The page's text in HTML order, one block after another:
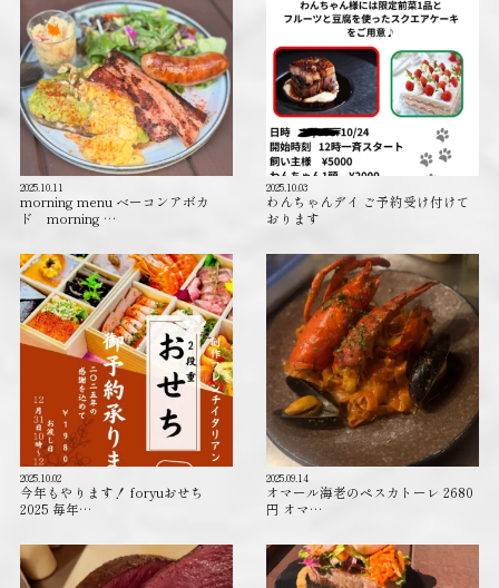
2025.10.11
morning menu ベーコンアボカ
ド morning …
2025.10.03
わんちゃんデイ ご予約受け付けて
おります️
2025.10.02
今年もやります！ foryuおせち
2025 毎年…
2025.09.14
オマール海老のペスカトーレ 2680
円 オマ…